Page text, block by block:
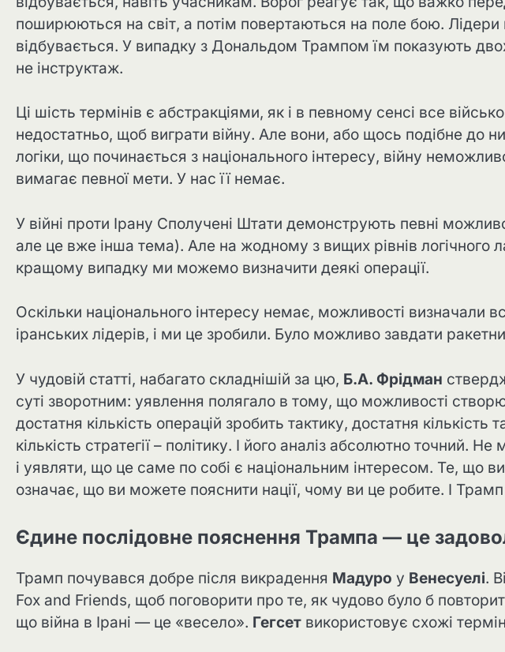
поширюються на світ, а потім повертаються на поле бою.
відбувається. У випадку з Дональдом Трампом їм показують
не інструктаж.
Ці шість термінів є абстракціями, як і в певному сенсі все
недостатньо, щоб виграти війну. Але вони, або щось подібне до
логіки, що починається з національного інтересу, війну
вимагає певної мети. У нас її немає.
У війні проти Ірану Сполучені Штати демонструють певні
але це вже інша тема). Але на жодному з вищих рівнів логічного
кращому випадку ми можемо визначити деякі операції.
Оскільки національного інтересу немає, можливості визначали
іранських лідерів, і ми це зробили. Було можливо завдати
У чудовій статті, набагато складнішій за цю, Б.А. Фрідман
суті зворотним: уявлення полягало в тому, що можливості
достатня кількість операцій зробить тактику, достатня кількість
кількість стратегії – політику. І його аналіз абсолютно точний.
і уявляти, що це саме по собі є національним інтересом. Те, що
означає, що ви можете пояснити нації, чому ви це робите. І
Єдине послідовне пояснення Трампа — це
Трамп почувався добре після викрадення Мадуро у Венесуелі.
Fox and Friends, щоб поговорити про те, як чудово було б
що війна в Ірані — це «весело». Гегсет використовує схожі